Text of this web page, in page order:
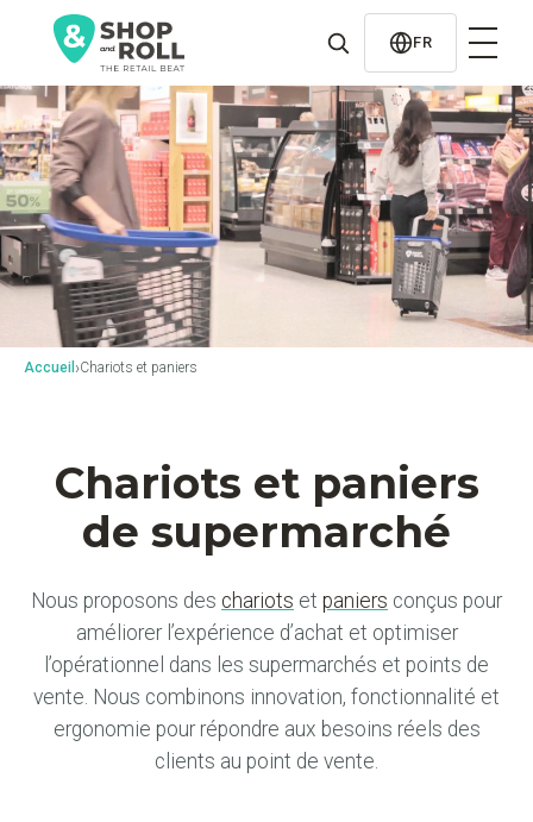
contenido
FR
Accueil ›Chariots et paniers
Chariots et paniers
de supermarché
Nous proposons des chariots et paniers conçus pour
améliorer l’expérience d’achat et optimiser
l’opérationnel dans les supermarchés et points de
vente. Nous combinons innovation, fonctionnalité et
ergonomie pour répondre aux besoins réels des
clients au point de vente.